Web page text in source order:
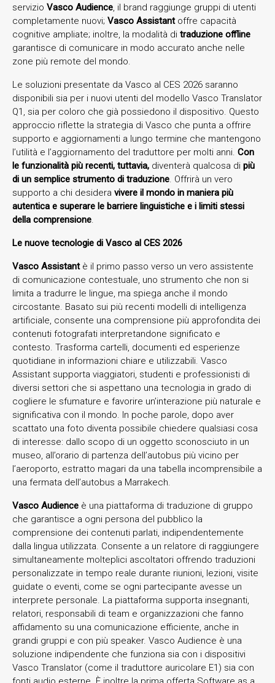
servizio Vasco Audience, il brand raggiunge gruppi di utenti
completamente nuovi; Vasco Assistantoffre capacità
cognitive ampliate; inoltre, la modalità di traduzione offline
garantisce di comunicare in modo accurato anche nelle
zone più remote del mondo.
Le soluzioni presentate da Vasco al CES 2026 saranno
disponibili sia per i nuovi utenti del modello Vasco Translator
Q1, sia per coloro che già possiedono il dispositivo. Questo
approccio riflette la strategia di Vasco che punta a offrire
supporto e aggiornamenti a lungo termine che mantengono
l’utilità e l’aggiornamento del traduttore per molti anni. Con
le funzionalità più recenti, tuttavia, diventerà qualcosa di più
di un semplice strumento di traduzione. Offrirà un vero
supporto a chi desidera vivere il mondo in maniera più
autentica e superare le barriere linguistiche e i limiti stessi
della comprensione.
Le nuove tecnologie di Vasco al CES 2026
Vasco Assistantè il primo passo verso un vero assistente
di comunicazione contestuale, uno strumento che non si
limita a tradurre le lingue, ma spiega anche il mondo
circostante. Basato sui più recenti modelli di intelligenza
artificiale, consente una comprensione più approfondita dei
contenuti fotografati interpretandone significato e
contesto. Trasforma cartelli, documenti ed esperienze
quotidiane in informazioni chiare e utilizzabili. Vasco
Assistant supporta viaggiatori, studenti e professionisti di
diversi settori che si aspettano una tecnologia in grado di
cogliere le sfumature e favorire un’interazione più naturale e
significativa con il mondo. In poche parole, dopo aver
scattato una foto diventa possibile chiedere qualsiasi cosa
di interesse: dallo scopo di un oggetto sconosciuto in un
museo, all’orario di partenza dell’autobus più vicino per
l’aeroporto, estratto magari da una tabella incomprensibile a
una fermata dell’autobus a Marrakech.
Vasco Audience è una piattaforma di traduzione di gruppo
che garantisce a ogni persona del pubblico la
comprensione dei contenuti parlati, indipendentemente
dalla lingua utilizzata. Consente a un relatore di raggiungere
simultaneamente molteplici ascoltatori offrendo traduzioni
personalizzate in tempo reale durante riunioni, lezioni, visite
guidate o eventi, come se ogni partecipante avesse un
interprete personale. La piattaforma supporta insegnanti,
relatori, responsabili di team e organizzazioni che fanno
affidamento su una comunicazione efficiente, anche in
grandi gruppi e con più speaker. Vasco Audience è una
soluzione indipendente che funziona sia con i dispositivi
Vasco Translator (come il traduttore auricolare E1) sia con